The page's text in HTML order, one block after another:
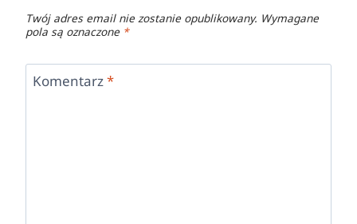
Twój adres email nie zostanie opublikowany. Wymagane
pola są oznaczone *
Komentarz*